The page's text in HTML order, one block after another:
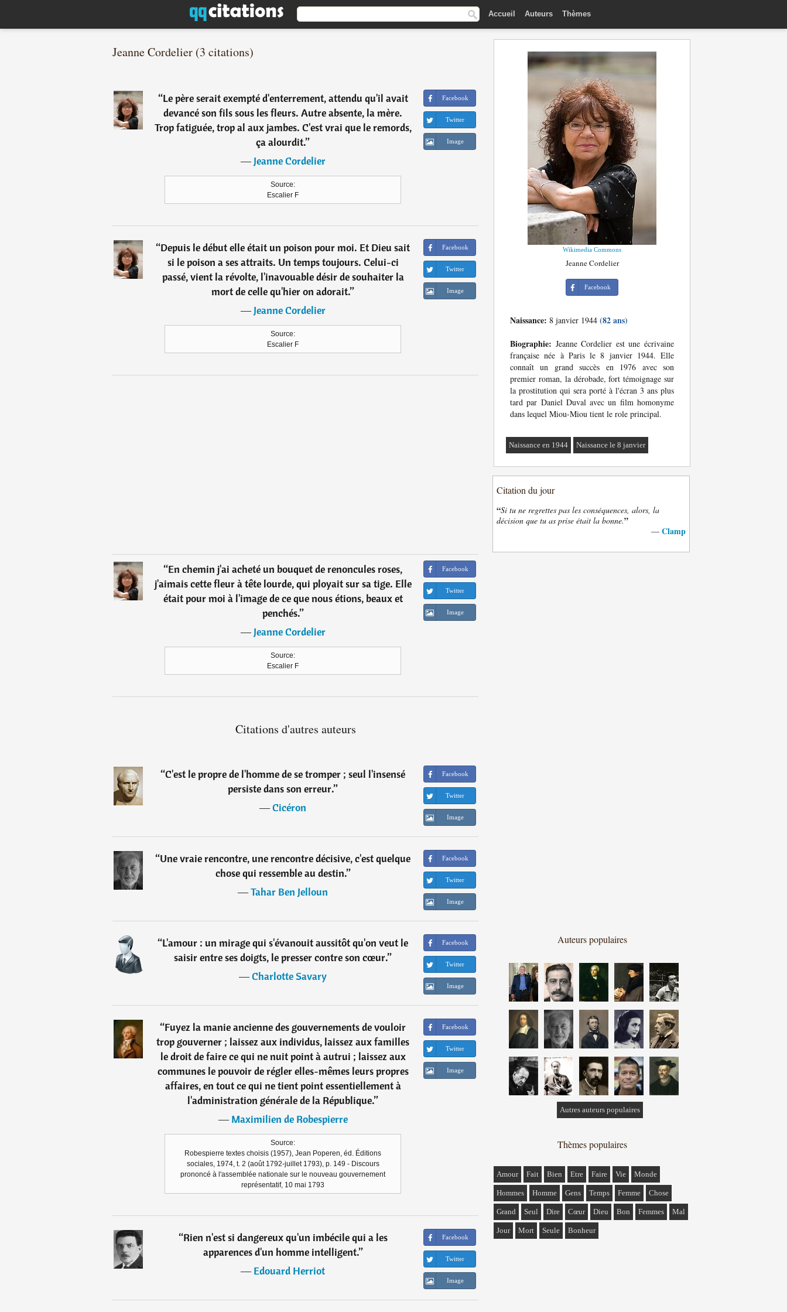
Accueil Auteurs Thèmes
Jeanne Cordelier (3 citations)
“Le père serait exempté d'enterrement, attendu qu'il avait
devancé son fils sous les fleurs. Autre absente, la mère.
Trop fatiguée, trop al aux jambes. C'est vrai que le remords,
ça alourdit.”
―Jeanne Cordelier
Source:
Escalier F
Facebook
Twitter
Image
“Depuis le début elle était un poison pour moi. Et Dieu sait
si le poison a ses attraits. Un temps toujours. Celui-ci
passé, vient la révolte, l'inavouable désir de souhaiter la
mort de celle qu'hier on adorait.”
―Jeanne Cordelier
Source:
Escalier F
Facebook
Twitter
Image
“En chemin j'ai acheté un bouquet de renoncules roses,
j'aimais cette fleur à tête lourde, qui ployait sur sa tige. Elle
était pour moi à l'image de ce que nous étions, beaux et
penchés.”
―Jeanne Cordelier
Source:
Escalier F
Facebook
Twitter
Image
Citations d'autres auteurs
“C'est le propre de l'homme de se tromper ; seul l'insensé
persiste dans son erreur.”
―Cicéron
Facebook
Twitter
Image
“Une vraie rencontre, une rencontre décisive, c'est quelque
chose qui ressemble au destin.”
―Tahar Ben Jelloun
Facebook
Twitter
Image
“L'amour : un mirage qui s'évanouit aussitôt qu'on veut le
saisir entre ses doigts, le presser contre son cœur.”
―Charlotte Savary
Facebook
Twitter
Image
“Fuyez la manie ancienne des gouvernements de vouloir
trop gouverner ; laissez aux individus, laissez aux familles
le droit de faire ce qui ne nuit point à autrui ; laissez aux
communes le pouvoir de régler elles-mêmes leurs propres
affaires, en tout ce qui ne tient point essentiellement à
l'administration générale de la République.”
―Maximilien de Robespierre
Source:
Robespierre textes choisis (1957), Jean Poperen, éd. Éditions
sociales, 1974, t. 2 (août 1792-juillet 1793), p. 149 - Discours
prononcé à l'assemblée nationale sur le nouveau gouvernement
représentatif, 10 mai 1793
Facebook
Twitter
Image
“Rien n'est si dangereux qu'un imbécile qui a les
apparences d'un homme intelligent.”
―Edouard Herriot
Facebook
Twitter
Image
Wikimedia Commons
Jeanne Cordelier
Facebook
Naissance: 8 janvier 1944 (82 ans)
Biographie: Jeanne Cordelier est une écrivaine
française née à Paris le 8 janvier 1944. Elle
connaît un grand succès en 1976 avec son
premier roman, la dérobade, fort témoignage sur
la prostitution qui sera porté à l'écran 3 ans plus
tard par Daniel Duval avec un film homonyme
dans lequel Miou-Miou tient le role principal.
Naissance en 1944 Naissance le 8 janvier
Citation du jour
“Si tu ne regrettes pas les conséquences, alors, la
décision que tu as prise était la bonne.”
— Clamp
Auteurs populaires
Autres auteurs populaires
Thèmes populaires
Amour Fait Bien Etre Faire Vie Monde
Hommes Homme Gens Temps Femme Chose
Grand Seul Dire Cœur Dieu Bon Femmes Mal
Jour Mort Seule Bonheur